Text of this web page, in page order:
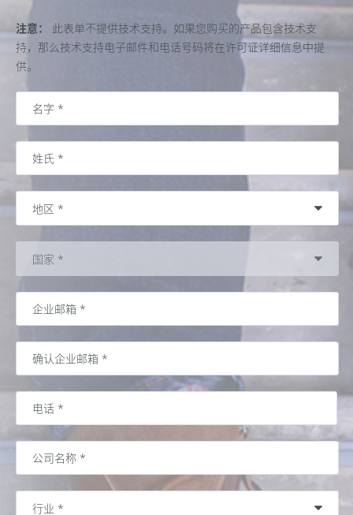
注意：
此表单不提供技术支持。如果您购买的产品包含技术支
持，那么技术支持电子邮件和电话号码将在许可证详细信息中提
供。